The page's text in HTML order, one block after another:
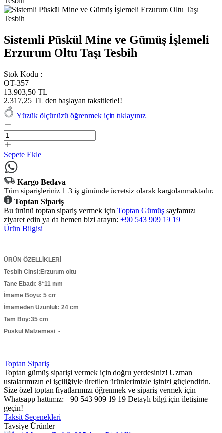
Sistemli Püskül Mine ve Gümüş İşlemeli
Erzurum Oltu Taşı Tesbih
Stok Kodu :
OT-357
13.903,50 TL
2.317,25 TL den başlayan taksitlerle!!
Yüzük ölçünüzü öğrenmek için tıklayınız
Sepete Ekle
Kargo Bedava
Tüm siparişleriniz 1-3 iş gününde ücretsiz olarak kargolanmaktadır.
Toptan Sipariş
Bu ürünü toptan sipariş vermek için Toptan Gümüş sayfamızı
ziyaret edin ya da hemen bizi arayın: +90 543 909 19 19
Ürün Bilgisi
ÜRÜN ÖZELLİKLERİ
Tesbih Cinsi:Erzurum oltu
Tane Ebadı: 8*11 mm
İmame Boyu: 5 cm
İmameden Uzunluk: 24 cm
Tam Boy:35 cm
Püskül Malzemesi: -
Toptan Sipariş
Toptan gümüş siparişi vermek için doğru yerdesiniz! Uzman
ustalarımızın el işçiliğiyle üretilen ürünlerimizle işinizi güçlendirin.
Size özel toptan fiyatlarımızı öğrenmek ve sipariş vermek için
Whatsapp hattımız: +90 543 909 19 19 Detaylı bilgi için iletişime
geçin!
Taksit Seçenekleri
Tavsiye Ürünler